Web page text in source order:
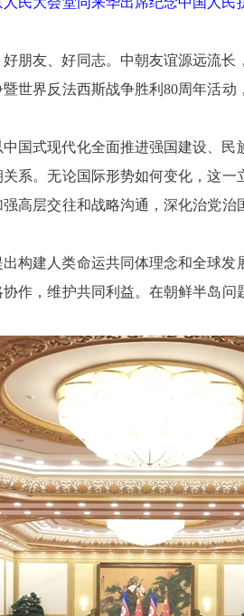
朋友、好同志。中朝友谊源远流
世界反法西斯战争胜利80周年活
国式现代化全面推进强国建设、
系。无论国际形势如何变化，这
高层交往和战略沟通，深化治党
构建人类命运共同体理念和全球
作，维护共同利益。在朝鲜半岛